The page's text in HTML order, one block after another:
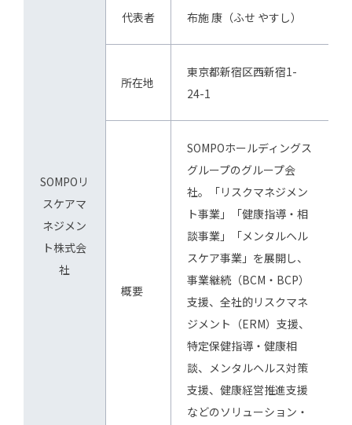
SOMPOリ
スケアマ
ネジメン
ト株式会
社
代表者 布施 康（ふせ やすし）
所在地
東京都新宿区西新宿1-
24-1
概要
SOMPOホールディングス
グループのグループ会
社。「リスクマネジメン
ト事業」「健康指導・相
談事業」「メンタルヘル
スケア事業」を展開し、
事業継続（BCM・BCP）
支援、全社的リスクマネ
ジメント（ERM）支援、
特定保健指導・健康相
談、メンタルヘルス対策
支援、健康経営推進支援
などのソリューション・